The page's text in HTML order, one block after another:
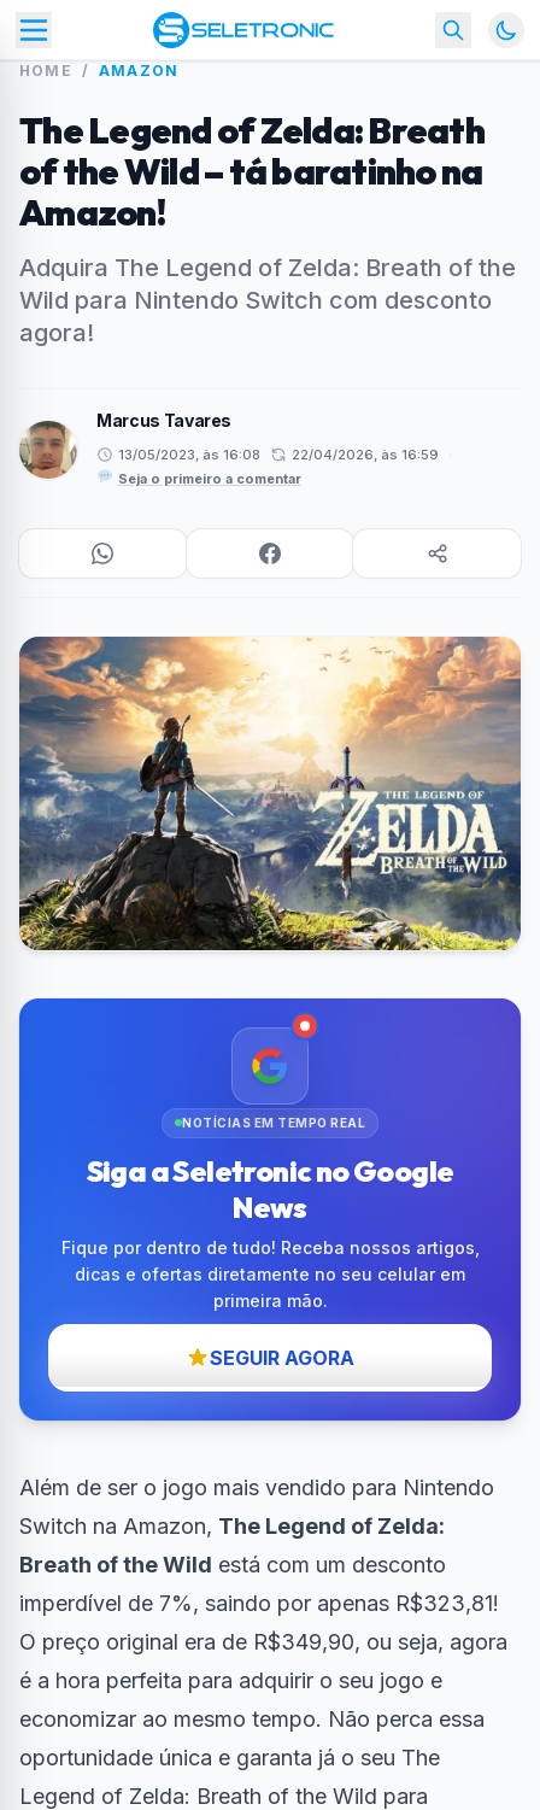
HOME / AMAZON
The Legend of Zelda: Breath
of the Wild – tá baratinho na
Amazon!
Adquira The Legend of Zelda: Breath of the
Wild para Nintendo Switch com desconto
agora!
Marcus Tavares
13/05/2023, às 16:08 22/04/2026, às 16:59
·
Seja o primeiro a comentar
NOTÍCIAS EM TEMPO REAL
Siga a Seletronic no Google
News
Fique por dentro de tudo! Receba nossos artigos,
dicas e ofertas diretamente no seu celular em
primeira mão.
SEGUIR AGORA
Além de ser o jogo mais vendido para Nintendo
Switch na Amazon, The Legend of Zelda:
Breath of the Wild está com um desconto
imperdível de 7%, saindo por apenas R$323,81!
O preço original era de R$349,90, ou seja, agora
é a hora perfeita para adquirir o seu jogo e
economizar ao mesmo tempo. Não perca essa
oportunidade única e garanta já o seu The
Legend of Zelda: Breath of the Wild para